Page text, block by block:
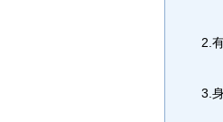
2.
3.